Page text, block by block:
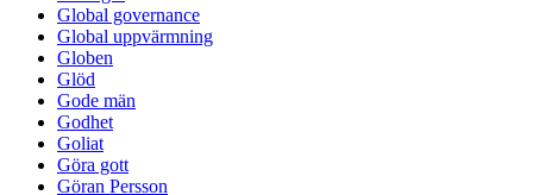
Global governance
Global uppvärmning
Globen
Glöd
Gode män
Godhet
Goliat
Göra gott
Göran Persson